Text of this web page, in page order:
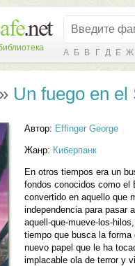
А Б В Г Д Е Ж
» Un fuego en el
Автор: Effinger George
Жанр: Киберпанк
En otros tiempos era un
fondos conocidos como el
convertido en aquello que
independencia para pasar
aquell-que-mueve-los-
tiempo que busca la
nuevo papel que le ha
implacable ola de terror y